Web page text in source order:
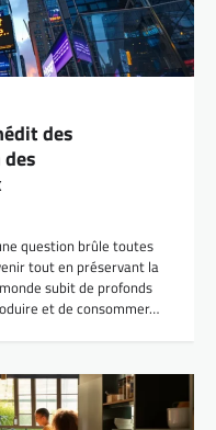
des
question brûle toutes
tout en préservant la
subit de profonds
et de consommer…